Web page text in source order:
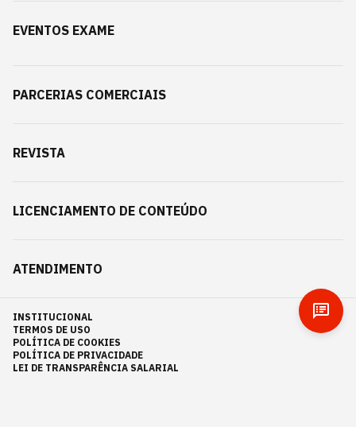
EVENTOS EXAME
PARCERIAS COMERCIAIS
REVISTA
LICENCIAMENTO DE CONTEÚDO
ATENDIMENTO
INSTITUCIONAL
TERMOS DE USO
POLÍTICA DE COOKIES
POLÍTICA DE PRIVACIDADE
LEI DE TRANSPARÊNCIA SALARIAL